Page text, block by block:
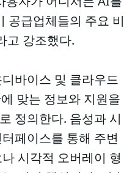
공급업체들의 주요 비
고 강조했다.
바이스 및 클라우드
맞는 정보와 지원을
정의한다. 음성과 시
페이스를 통해 주변
시각적 오버레이 형